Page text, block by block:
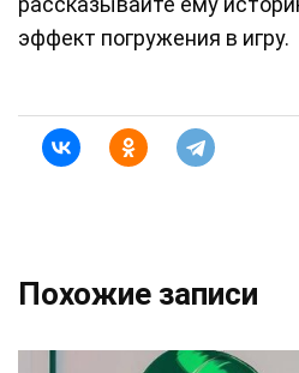
эффект погружения в игру.
Похожие записи